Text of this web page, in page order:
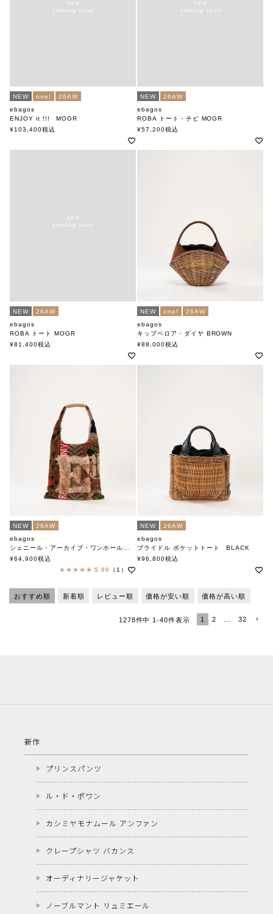
NEW one!
26AW
ebagos
ENJOY it !!! MOGR
エバゴス
¥103,400税込
NEW
26AW
ebagos
ROBA トート・チビ MOGR
エバゴス
¥57,200税込
NEW
26AW
ebagos
ROBA トート MOGR
エバゴス
¥81,400税込
NEW one!
26AW
ebagos
キップベロア・ダイヤ BROWN
エバゴス
¥88,000税込
NEW
26AW
ebagos
シェニール・アーカイブ・ワンホールトート
エバゴス
¥64,900税込
5.00
（1）
NEW
26AW
ebagos
ブライドル ポケットトート BLACK
エバゴス
¥96,800税込
おすすめ順 新着順 レビュー順 価格が安い順 価格が高い順
1278件中 1-40件表示 1 2 … 32
新作
プリンスパンツ
ル・ド・ポワン
カシミヤモナムール アンファン
クレープシャツ バカンス
オーディナリージャケット
ノーブルマント リュミエール